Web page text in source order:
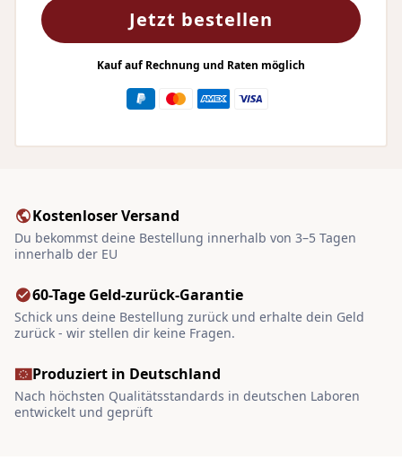
Jetzt bestellen
Kauf auf Rechnung und Raten möglich
Kostenloser Versand
Du bekommst deine Bestellung innerhalb von 3–5 Tagen
innerhalb der EU
60-Tage Geld-zurück-Garantie
Schick uns deine Bestellung zurück und erhalte dein Geld
zurück - wir stellen dir keine Fragen.
Produziert in Deutschland
Nach höchsten Qualitätsstandards in deutschen Laboren
entwickelt und geprüft